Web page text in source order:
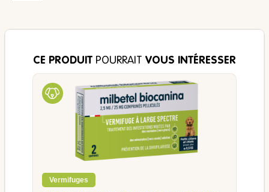
CE PRODUIT POURRAIT VOUS INTÉRESSER
Vermifuges